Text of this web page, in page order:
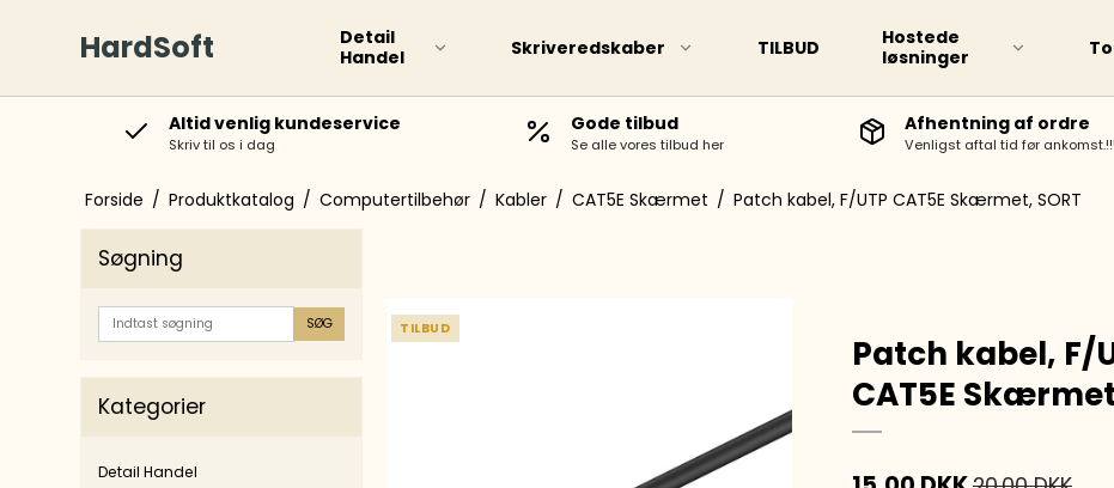
HardSoft
Detail
Handel
Skriveredskaber
Paint Markers
Permanente Markers
Special Markere
Gloss Paint Marker
Board markere
TILBUD
Hostede
løsninger
Altid venlig kundeservice
Skriv til os i dag
Gode tilbud
Se alle vores tilbud her
Afhentning af ordre
Venligst aftal tid før
Forside / Produktkatalog / Computertilbehør / Kabler / CAT5E Skærmet / Patch kabel, F/UTP CAT5E Skærmet, SORT
Søgning
SØG
Kategorier
Detail Handel
TILBUD
Patch kabel, F/
CAT5E